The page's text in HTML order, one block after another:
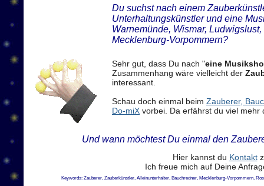
Du suchst nach einem
Unterhaltungskünstler und eine
Warnemünde, Wismar,
Mecklenburg-Vorpommern?
Sehr gut, dass Du nach "eine
Zusammenhang wäre vielleicht der
interessant.
Schau doch einmal beim Zauberer,
Do-miX vorbei. Da erfährst du viel mehr
Und wann möchtest Du einmal den
Hier kannst du Kontakt
Ich freue mich auf Deine
Keywords: Zauberer, Zauberkünstler, Alleinunterhalter, Bauchredner, Mecklenburg-Vorpommern,